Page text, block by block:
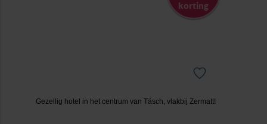
korting
Gezellig hotel in het centrum van Täsch, vlakbij Zermatt!